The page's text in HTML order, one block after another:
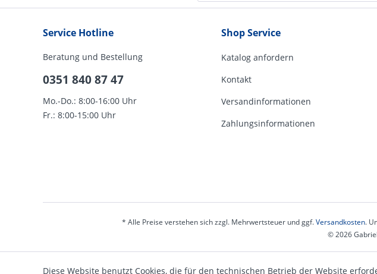
Service Hotline
Beratung und Bestellung
0351 840 87 47
Mo.-Do.: 8:00-16:00 Uhr
Fr.: 8:00-15:00 Uhr
Shop Service
Katalog anfordern
Kontakt
Versandinformationen
Zahlungsinformationen
* Alle Preise verstehen sich zzgl. Mehrwertsteuer und ggf.Versandkosten.
© 2026
Diese Website benutzt Cookies, die für den technischen Betrieb der Website